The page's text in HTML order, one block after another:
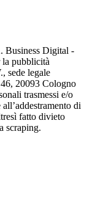
Business Digital -
pubblicità
sede legale
20093 Cologno
trasmessi e/o
di
fatto divieto
scraping.